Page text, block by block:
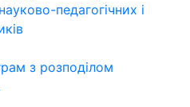
педагогічних і
з розподілoм